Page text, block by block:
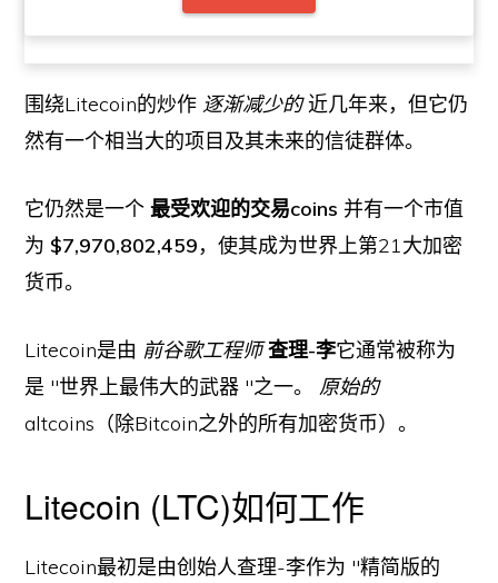
围绕Litecoin的炒作 逐渐减少的近几年来，但它仍
然有一个相当大的项目及其未来的信徒群体。
它仍然是一个最受欢迎的交易coins 并有一个市值
为 $7,970,802,459，使其成为世界上第21大加密
货币。
Litecoin是由 前谷歌工程师 查理-李它通常被称为
是 "世界上最伟大的武器 "之一。 原始的
altcoins（除Bitcoin之外的所有加密货币）。
Litecoin (LTC)如何工作
Litecoin最初是由创始人查理-李作为 "精简版的